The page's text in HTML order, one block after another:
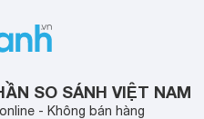
hãng.
tới cho
lượng
SO SÁNH VIỆT NAM
- Không bán hàng